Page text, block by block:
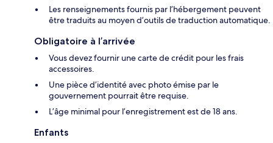
Les renseignements fournis par l’hébergement peuvent
être traduits au moyen d’outils de traduction automatique.
Obligatoire à l’arrivée
Vous devez fournir une carte de crédit pour les frais
accessoires.
Une pièce d’identité avec photo émise par le
gouvernement pourrait être requise.
L’âge minimal pour l’enregistrement est de 18 ans.
Enfants